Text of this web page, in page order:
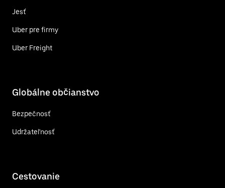
Jesť
Uber pre firmy
Uber Freight
Globálne občianstvo
Bezpečnosť
Udržateľnosť
Cestovanie